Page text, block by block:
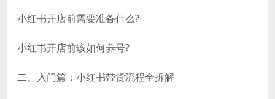
小红书开店前需要准备什么?
小红书开店前该如何养号?
二、入门篇：小红书带货流程全拆解